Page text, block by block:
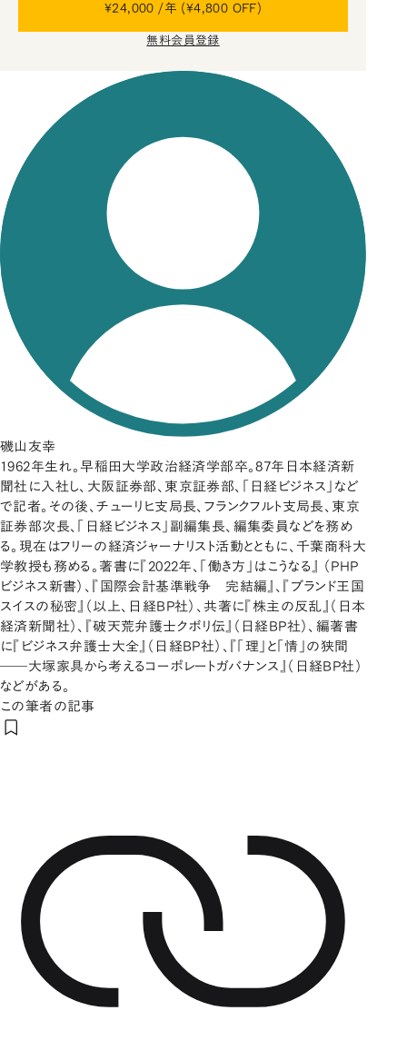
¥24,000 /年 (¥4,800 OFF)
無料会員登録
磯山友幸
1962年生れ。早稲田大学政治経済学部卒。87年日本経済新
聞社に入社し、大阪証券部、東京証券部、「日経ビジネス」など
で記者。その後、チューリヒ支局長、フランクフルト支局長、東京
証券部次長、「日経ビジネス」副編集長、編集委員などを務め
る。現在はフリーの経済ジャーナリスト活動とともに、千葉商科大
学教授も務める。著書に『2022年、「働き方」はこうなる』 （PHP
ビジネス新書）、『国際会計基準戦争 完結編』、『ブランド王国
スイスの秘密』（以上、日経BP社）、共著に『株主の反乱』（日本
経済新聞社）、『破天荒弁護士クボリ伝』（日経BP社）、編著書
に『ビジネス弁護士大全』（日経BP社）、『「理」と「情」の狭間
――大塚家具から考えるコーポレートガバナンス』（日経BP社）
などがある。
この筆者の記事